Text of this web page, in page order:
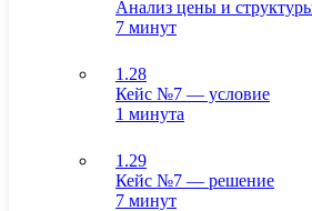
Анализ цены и
7 минут
1.28
Кейс №7 — условие
1 минута
1.29
Кейс №7 — решение
7 минут